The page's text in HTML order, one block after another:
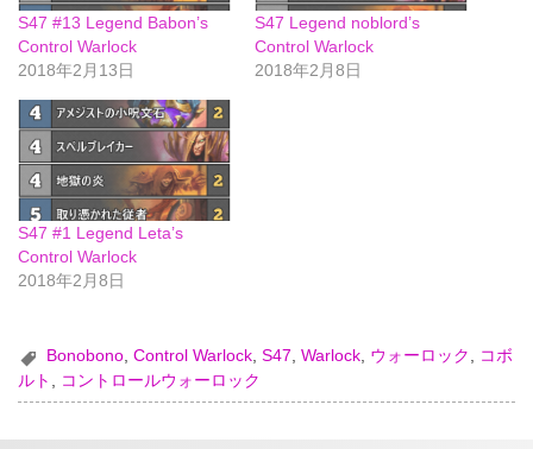
S47 #13 Legend Babon’s
Control Warlock
2018年2月13日
S47 Legend noblord’s
Control Warlock
2018年2月8日
S47 #1 Legend Leta’s
Control Warlock
2018年2月8日
Bonobono,Control Warlock,S47,Warlock, ウォーロック , コボ
ルト
コントロールウォーロック